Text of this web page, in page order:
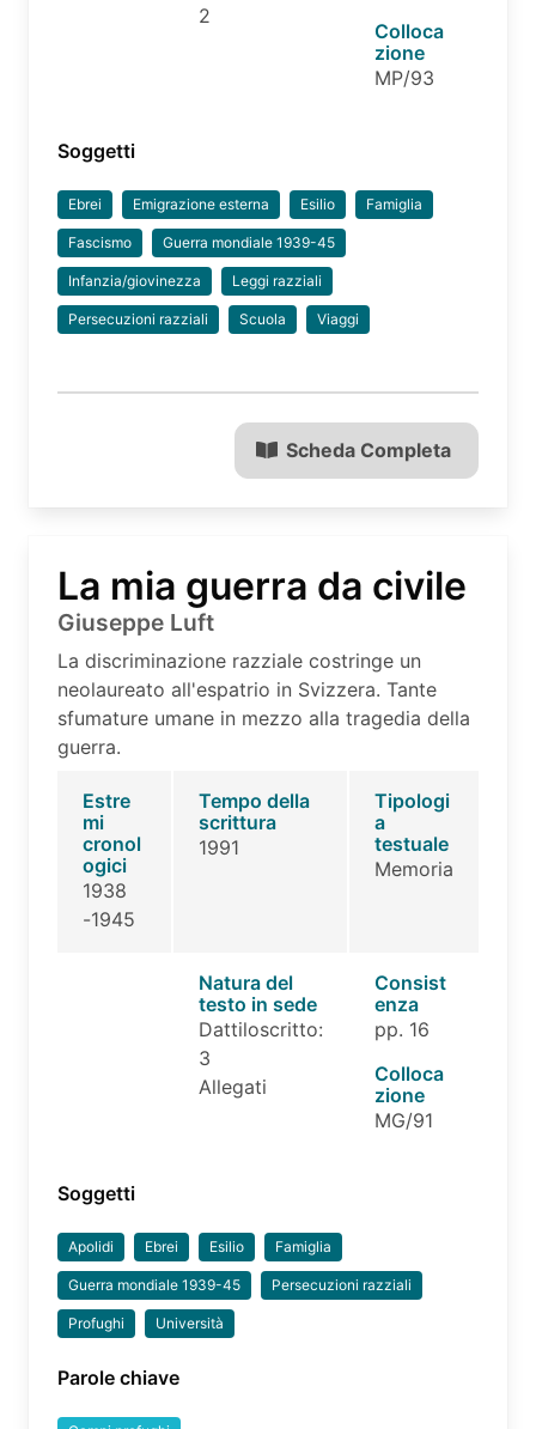
2
Colloca
zione
MP/93
Soggetti
Ebrei Emigrazione esterna Esilio Famiglia
Fascismo Guerra mondiale 1939-45
Infanzia/giovinezza Leggi razziali
Persecuzioni razziali Scuola Viaggi
Scheda Completa
La mia guerra da civile
Giuseppe Luft
La discriminazione razziale costringe un
neolaureato all'espatrio in Svizzera. Tante
sfumature umane in mezzo alla tragedia della
guerra.
Estre
mi
cronol
ogici
1938
-1945
Tempo della
scrittura
1991
Tipologi
a
testuale
Memoria
Natura del
testo in sede
Dattiloscritto:
3
Allegati
Consist
enza
pp. 16
Colloca
zione
MG/91
Soggetti
Apolidi Ebrei Esilio Famiglia
Guerra mondiale 1939-45 Persecuzioni razziali
Profughi Università
Parole chiave